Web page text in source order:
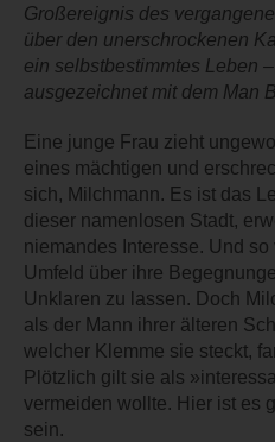
Großereignis des
über den unerschrockenen
ein selbstbestimmtes Leben
ausgezeichnet mit dem Man
Eine junge Frau zieht
eines mächtigen und
sich, Milchmann. Es ist das
dieser namenlosen Stadt,
niemandes Interesse. Und
Umfeld über ihre
Unklaren zu lassen. Doch
als der Mann ihrer älteren
welcher Klemme sie steckt,
Plötzlich gilt sie als
vermeiden wollte. Hier ist es
sein.